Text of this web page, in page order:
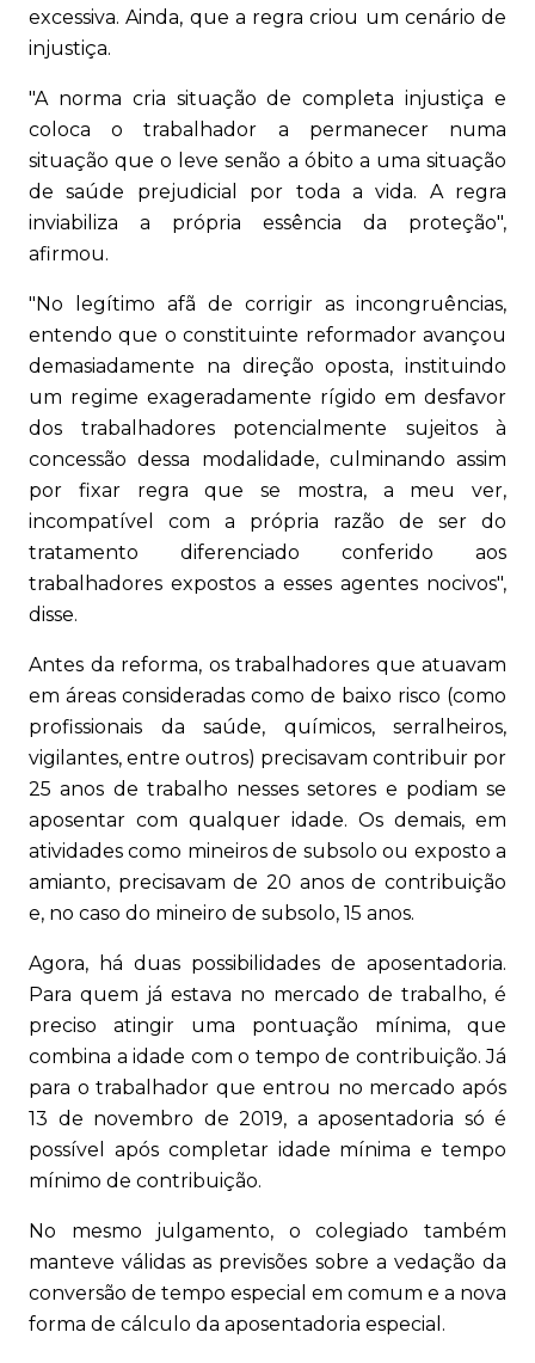
excessiva. Ainda, que a regra criou um cenário de
injustiça.
"A norma cria situação de completa injustiça e
coloca o trabalhador a permanecer numa
situação que o leve senão a óbito a uma situação
de saúde prejudicial por toda a vida. A regra
inviabiliza a própria essência da proteção",
afirmou.
"No legítimo afã de corrigir as incongruências,
entendo que o constituinte reformador avançou
demasiadamente na direção oposta, instituindo
um regime exageradamente rígido em desfavor
dos trabalhadores potencialmente sujeitos à
concessão dessa modalidade, culminando assim
por fixar regra que se mostra, a meu ver,
incompatível com a própria razão de ser do
tratamento diferenciado conferido aos
trabalhadores expostos a esses agentes nocivos",
disse.
Antes da reforma, os trabalhadores que atuavam
em áreas consideradas como de baixo risco (como
profissionais da saúde, químicos, serralheiros,
vigilantes, entre outros) precisavam contribuir por
25 anos de trabalho nesses setores e podiam se
aposentar com qualquer idade. Os demais, em
atividades como mineiros de subsolo ou exposto a
amianto, precisavam de 20 anos de contribuição
e, no caso do mineiro de subsolo, 15 anos.
Agora, há duas possibilidades de aposentadoria.
Para quem já estava no mercado de trabalho, é
preciso atingir uma pontuação mínima, que
combina a idade com o tempo de contribuição. Já
para o trabalhador que entrou no mercado após
13 de novembro de 2019, a aposentadoria só é
possível após completar idade mínima e tempo
mínimo de contribuição.
No mesmo julgamento, o colegiado também
manteve válidas as previsões sobre a vedação da
conversão de tempo especial em comum e a nova
forma de cálculo da aposentadoria especial.